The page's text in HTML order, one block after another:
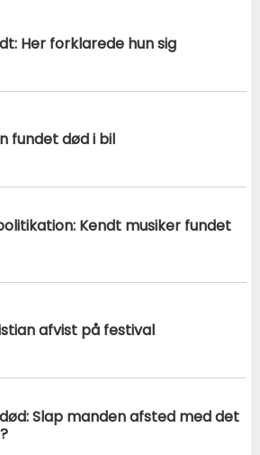
Her forklarede hun sig
fundet død i bil
Kendt musiker fundet
afvist på festival
Slap manden afsted med det